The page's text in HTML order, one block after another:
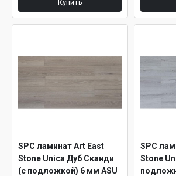
Купить
SPC ламинат Art East
Stone Unica Дуб Сканди
(с подложкой) 6 мм ASU
SPC
Stone